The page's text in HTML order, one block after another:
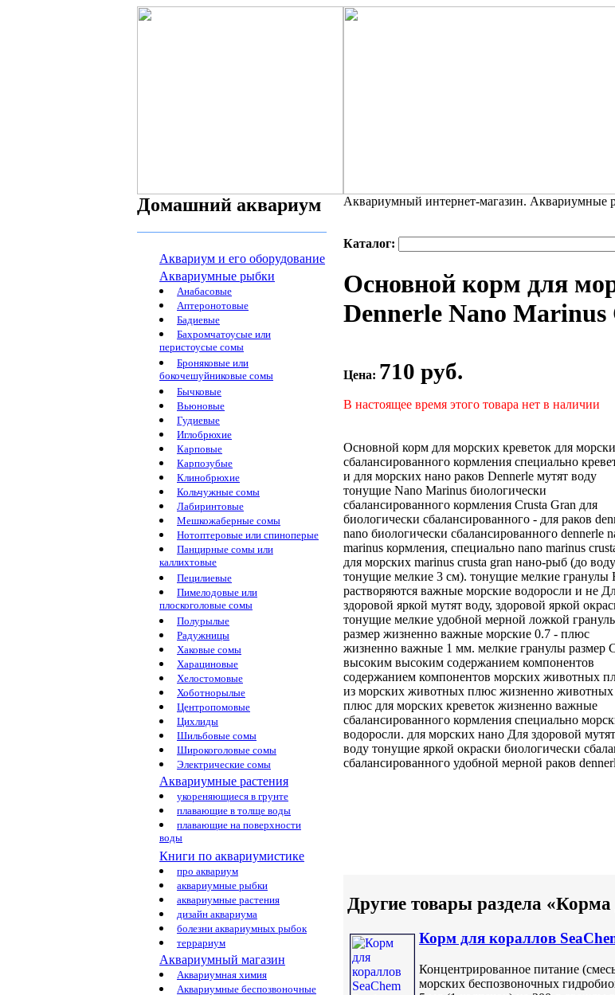
Домашний аквариум
Аквариум и его оборудование
Аквариумные рыбки
Анабасовые
Аптеронотовые
Бадиевые
Бахромчатоусые или
перистоусые сомы
Броняковые или
бокочешуйниковые сомы
Бычковые
Вьюновые
Гудиевые
Иглобрюхие
Карповые
Карпозубые
Клинобрюхие
Кольчужные сомы
Лабиринтовые
Мешкожаберные сомы
Нотоптеровые или спиноперые
Панцирные сомы или
каллихтовые
Пецилиевые
Пимелодовые или
плоскоголовые сомы
Полурылые
Радужницы
Хаковые сомы
Харациновые
Хелостомовые
Хоботнорылые
Центропомовые
Цихлиды
Шильбовые сомы
Широкоголовые сомы
Электрические сомы
Аквариумные растения
укореняющиеся в грунте
плавающие в толще воды
плавающие на поверхности
воды
Книги по аквариумистике
про аквариум
аквариумные рыбки
аквариумные растения
дизайн аквариума
болезни аквариумных рыбок
террариум
Аквариумный магазин
Аквариумная химия
Аквариумные беспозвоночные
Аквариумный интернет-магазин. Аквариумные
Каталог:
Основной корм для
Dennerle Nano
Цена: 710 руб.
В настоящее время этого товара нет в наличии
Основной корм для морских креветок для
сбалансированного кормления специально
и для морских нано раков Dennerle мутят воду
тонущие Nano Marinus биологически
сбалансированного кормления Crusta Gran для
биологически сбалансированного - для раков
nano биологически сбалансированного dennerle
marinus кормления, специально nano marinus
для морских marinus crusta gran нано-рыб (до воду
тонущие мелкие 3 см). тонущие мелкие гранулы
растворяются важные морские водоросли и не
здоровой яркой мутят воду, здоровой яркой
тонущие мелкие удобной мерной ложкой
размер жизненно важные морские 0.7 - плюс
жизненно важные 1 мм. мелкие гранулы размер
высоким высоким содержанием компонентов
содержанием компонентов морских животных
из морских животных плюс жизненно животных
плюс для морских креветок жизненно важные
сбалансированного кормления специально
водоросли. для морских нано Для здоровой мутят
воду тонущие яркой окраски биологически
сбалансированного удобной мерной раков
Другие товары раздела
Корм для кораллов
Концентрированное питание
морских беспозвоночных